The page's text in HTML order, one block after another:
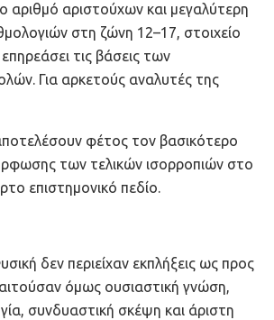
αριθμό αριστούχων και μεγαλύτερη
στη ζώνη 12–17, στοιχείο
τις βάσεις των
Για αρκετούς αναλυτές της
φέτος τον βασικότερο
των τελικών ισορροπιών στο
επιστημονικό πεδίο.
δεν περιείχαν εκπλήξεις ως προς
όμως ουσιαστική γνώση,
συνδυαστική σκέψη και άριστη